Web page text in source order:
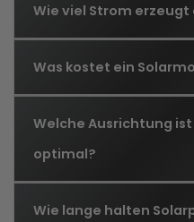
Wie viel Strom erzeugt
Was kostet ein
Welche Ausrichtung
optimal?
Wie lange halten